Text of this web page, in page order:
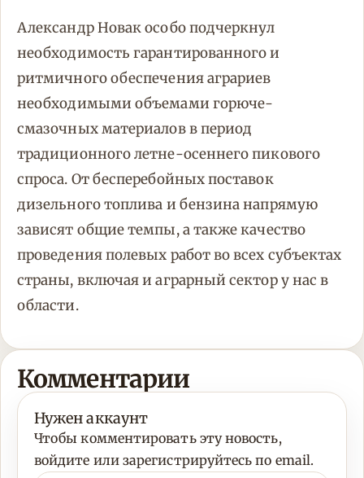
Александр Новак особо подчеркнул
необходимость гарантированного и
ритмичного обеспечения аграриев
необходимыми объемами горюче-
смазочных материалов в период
традиционного летне-осеннего пикового
спроса. От бесперебойных поставок
дизельного топлива и бензина напрямую
зависят общие темпы, а также качество
проведения полевых работ во всех субъектах
страны, включая и аграрный сектор у нас в
области.
Комментарии
Нужен аккаунт
Чтобы комментировать эту новость,
войдите или зарегистрируйтесь по email.